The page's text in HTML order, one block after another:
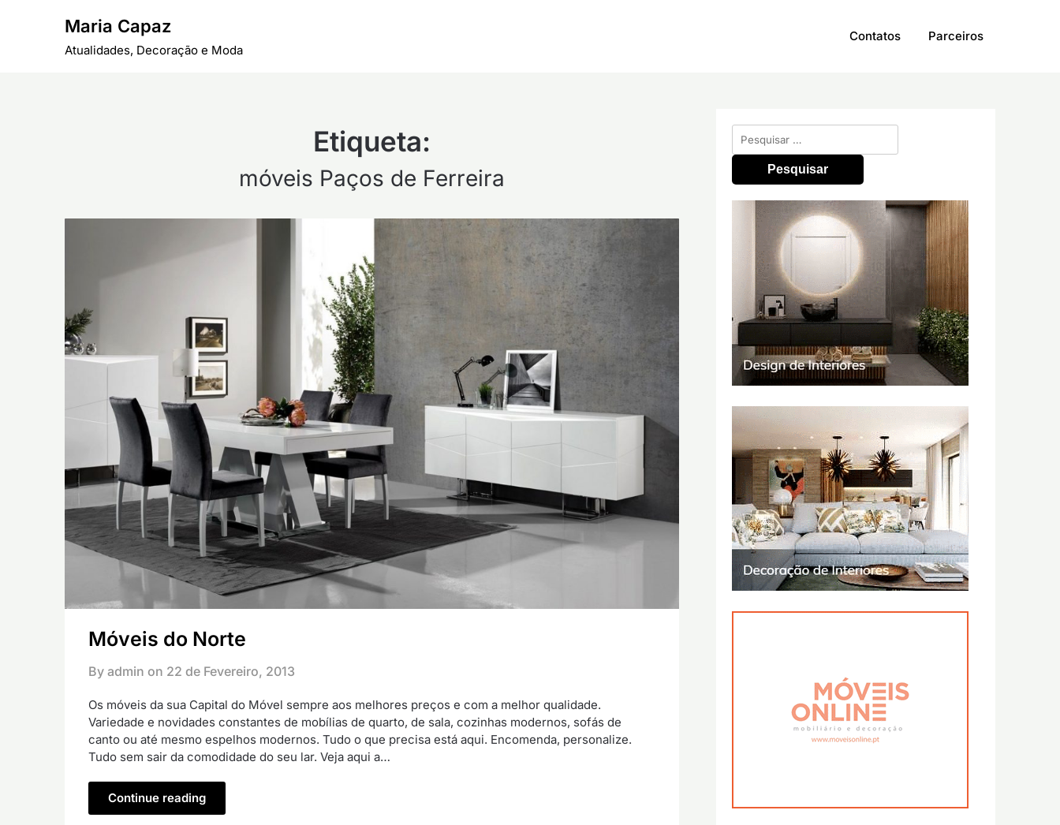
Maria Capaz
Atualidades, Decoração e Moda
Contatos Parceiros
Etiqueta:
móveis Paços de Ferreira
Móveis do Norte
By admin on 22 de Fevereiro, 2013
Os móveis da sua Capital do Móvel sempre aos melhores preços e com a melhor qualidade.
Variedade e novidades constantes de mobílias de quarto, de sala, cozinhas modernos, sofás de
canto ou até mesmo espelhos modernos. Tudo o que precisa está aqui. Encomenda, personalize.
Tudo sem sair da comodidade do seu lar. Veja aqui a…
Continue reading
Pesquisar
por: